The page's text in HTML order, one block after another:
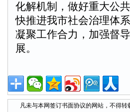
化解机制，做好重大公
快推进我市社会治理体
凝聚工作合力，加强督
展。
凡未与本网签订书面协议的网站，不得转